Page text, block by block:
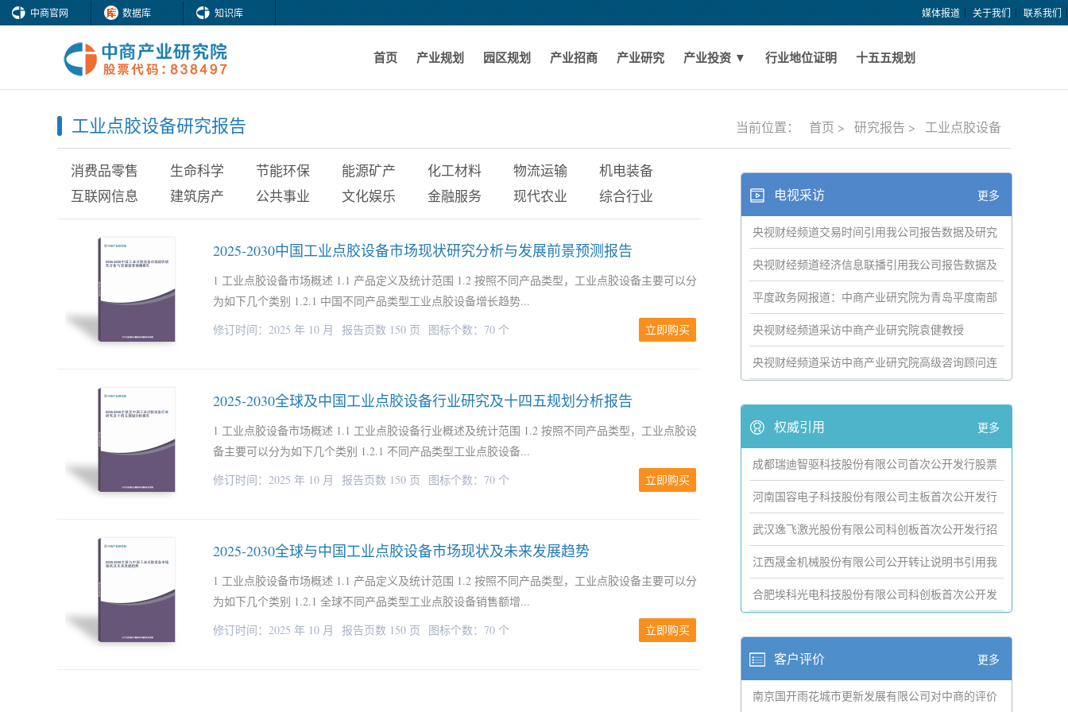
中商官网 数据库 知识库 媒体报道 关于我们 联系我们
首页 产业规划 园区规划 产业招商 产业研究 产业投资 ▼ 行业地位证明 十五五规划
工业点胶设备研究报告 当前位置： 首页 > 研究报告 > 工业点胶设备
消费品零售 生命科学 节能环保 能源矿产 化工材料 物流运输
机电装备
互联网信息
建筑房产 公共事业 文化娱乐 金融服务 现代农业 综合行业
2025-2030中国工业点胶设备市场现状研究分析与发展前景预测报告
1 工业点胶设备市场概述 1.1 产品定义及统计范围 1.2 按照不同产品类型，工业点胶设备主要可以分
为如下几个类别 1.2.1 中国不同产品类型工业点胶设备增长趋势...
修订时间：2025 年 10 月
报告页数 150 页 图标个数：70 个 立即购买
2025-2030全球及中国工业点胶设备行业研究及十四五规划分析报告
1 工业点胶设备市场概述 1.1 工业点胶设备行业概述及统计范围 1.2 按照不同产品类型，工业点胶设
备主要可以分为如下几个类别 1.2.1 不同产品类型工业点胶设备...
修订时间：2025 年 10 月
报告页数 150 页 图标个数：70 个 立即购买
2025-2030全球与中国工业点胶设备市场现状及未来发展趋势
1 工业点胶设备市场概述 1.1 产品定义及统计范围 1.2 按照不同产品类型，工业点胶设备主要可以分
为如下几个类别 1.2.1 全球不同产品类型工业点胶设备销售额增...
修订时间：2025 年 10 月
报告页数 150 页 图标个数：70 个 立即购买
电视采访 更多
央视财经频道交易时间引用我公司报告数据及研究
成果
央视财经频道经济信息联播引用我公司报告数据及
研究成果
平度政务网报道：中商产业研究院为青岛平度南部
新区构建现代服务产业体系
央视财经频道采访中商产业研究院袁健教授
央视财经频道采访中商产业研究院高级咨询顾问连
权威引用 更多
成都瑞迪智驱科技股份有限公司首次公开发行股票
并在创业板上市招股说明书
河南国容电子科技股份有限公司主板首次公开发行
招股说明书引用我公司数据
武汉逸飞激光股份有限公司科创板首次公开发行招
股说明书引用我公司资料
江西晟金机械股份有限公司公开转让说明书引用我
公司数据
合肥埃科光电科技股份有限公司科创板首次公开发
客户评价 更多
南京国开雨花城市更新发展有限公司对中商的评价